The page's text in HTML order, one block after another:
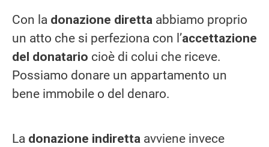
Con la donazione diretta abbiamo proprio
un atto che si perfeziona con l’accettazione
del donatario cioè di colui che riceve.
Possiamo donare un appartamento un
bene immobile o del denaro.
La donazione indiretta avviene invece